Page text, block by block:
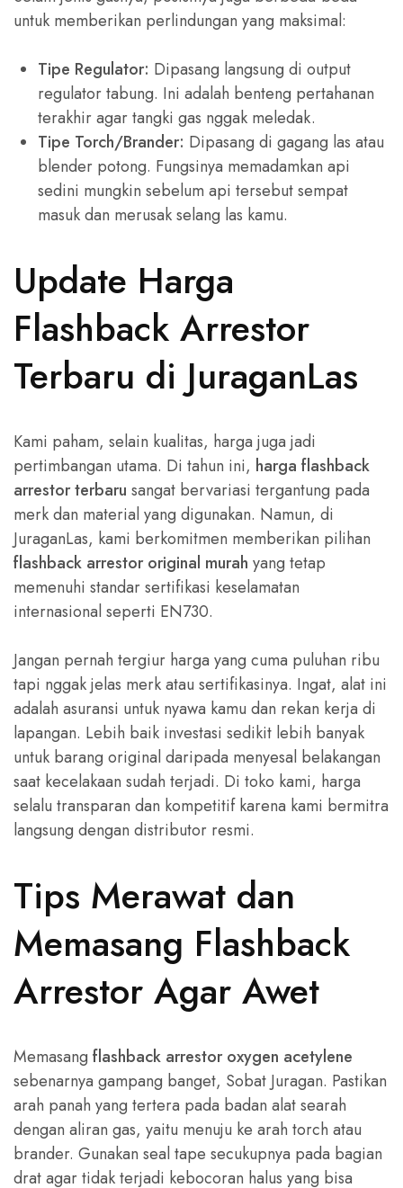
untuk memberikan perlindungan yang maksimal:
Tipe Regulator: Dipasang langsung di output
regulator tabung. Ini adalah benteng pertahanan
terakhir agar tangki gas nggak meledak.
Tipe Torch/Brander: Dipasang di gagang las atau
blender potong. Fungsinya memadamkan api
sedini mungkin sebelum api tersebut sempat
masuk dan merusak selang las kamu.
Update Harga
Flashback Arrestor
Terbaru di JuraganLas
Kami paham, selain kualitas, harga juga jadi
pertimbangan utama. Di tahun ini, harga flashback
arrestor terbaru sangat bervariasi tergantung pada
merk dan material yang digunakan. Namun, di
JuraganLas, kami berkomitmen memberikan pilihan
flashback arrestor original murah yang tetap
memenuhi standar sertifikasi keselamatan
internasional seperti EN730.
Jangan pernah tergiur harga yang cuma puluhan ribu
tapi nggak jelas merk atau sertifikasinya. Ingat, alat ini
adalah asuransi untuk nyawa kamu dan rekan kerja di
lapangan. Lebih baik investasi sedikit lebih banyak
untuk barang original daripada menyesal belakangan
saat kecelakaan sudah terjadi. Di toko kami, harga
selalu transparan dan kompetitif karena kami bermitra
langsung dengan distributor resmi.
Tips Merawat dan
Memasang Flashback
Arrestor Agar Awet
Memasang flashback arrestor oxygen acetylene
sebenarnya gampang banget, Sobat Juragan. Pastikan
arah panah yang tertera pada badan alat searah
dengan aliran gas, yaitu menuju ke arah torch atau
brander. Gunakan seal tape secukupnya pada bagian
drat agar tidak terjadi kebocoran halus yang bisa